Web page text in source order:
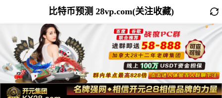
比特币预测 28vp.com(关注收藏)